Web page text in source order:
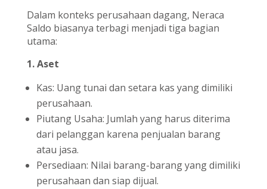
Dalam konteks perusahaan dagang, Neraca
Saldo biasanya terbagi menjadi tiga bagian
utama:
1. Aset
Kas: Uang tunai dan setara kas yang dimiliki
perusahaan.
Piutang Usaha: Jumlah yang harus diterima
dari pelanggan karena penjualan barang
atau jasa.
Persediaan: Nilai barang-barang yang dimiliki
perusahaan dan siap dijual.